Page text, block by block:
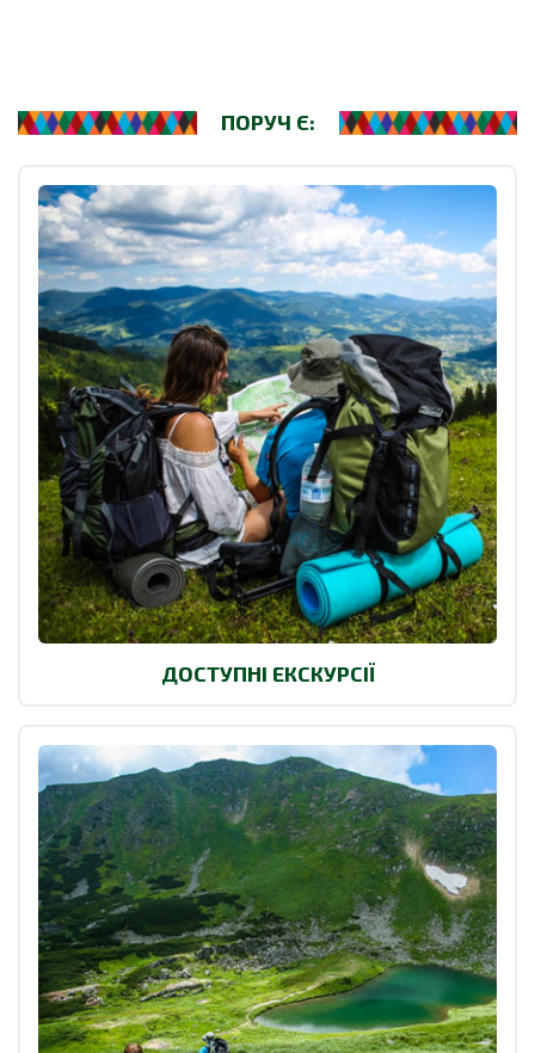
ПОРУЧ Є:
ДОСТУПНІ ЕКСКУРСІЇ